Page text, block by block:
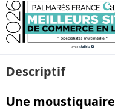
Descriptif
Une